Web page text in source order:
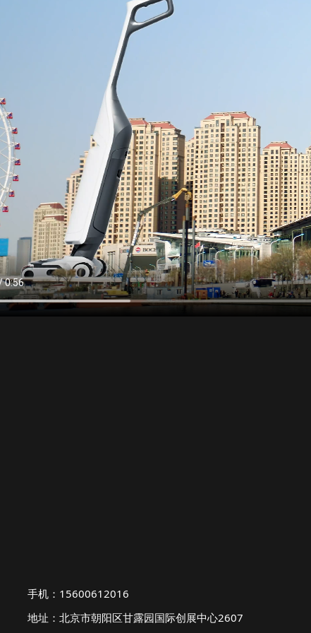
手机：15600612016
地址：北京市朝阳区甘露园国际创展中心2607